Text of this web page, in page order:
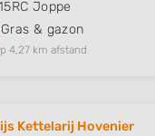
Joppe
Gras & gazon
4,27 km afstand
Kettelarij Hovenier